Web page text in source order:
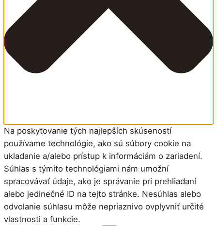
Na poskytovanie tých najlepších skúseností
používame technológie, ako sú súbory cookie na
ukladanie a/alebo prístup k informáciám o zariadení.
Súhlas s týmito technológiami nám umožní
spracovávať údaje, ako je správanie pri prehliadaní
alebo jedinečné ID na tejto stránke. Nesúhlas alebo
odvolanie súhlasu môže nepriaznivo ovplyvniť určité
vlastnosti a funkcie.